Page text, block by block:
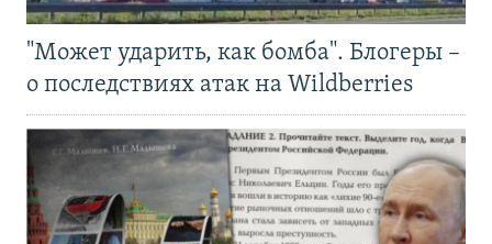
"Может ударить, как бомба". Блогеры –
о последствиях атак на Wildberries